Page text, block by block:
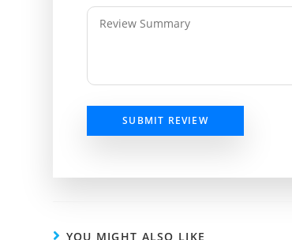
SUBMIT REVIEW
YOU MIGHT ALSO LIKE